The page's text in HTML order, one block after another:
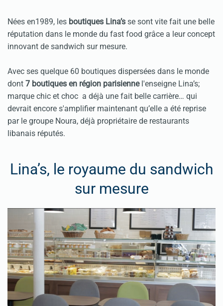
Nées en1989, les boutiques Lina’s se sont vite fait une belle
réputation dans le monde du fast food grâce a leur concept
innovant de sandwich sur mesure.
Avec ses quelque 60 boutiques dispersées dans le monde
dont 7 boutiques en région parisiennel'enseigne Lina’s;
marque chic et choc a déjà une fait belle carrière… qui
devrait encore s'amplifier maintenant qu’elle a été reprise
par le groupe Noura, déjà propriétaire de restaurants
libanais réputés.
Lina’s, le royaume du sandwich
sur mesure